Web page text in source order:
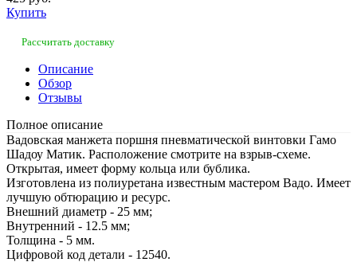
Купить
Рассчитать доставку
Описание
Обзор
Отзывы
Полное описание
Вадовская манжета поршня пневматической винтовки Гамо
Шадоу Матик. Расположение смотрите на взрыв-схеме.
Открытая, имеет форму кольца или бублика.
Изготовлена из полиуретана известным мастером Вадо. Имеет
лучшую обтюрацию и ресурс.
Внешний диаметр - 25 мм;
Внутренний - 12.5 мм;
Толщина - 5 мм.
Цифровой код детали - 12540.